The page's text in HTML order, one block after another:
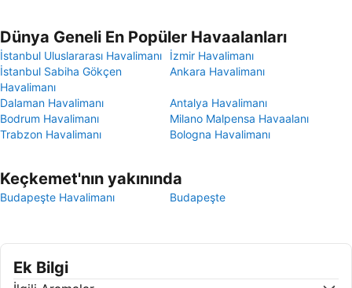
Dünya Geneli En Popüler Havaalanları
İstanbul Uluslararası Havalimanı
İzmir Havalimanı
İstanbul Sabiha Gökçen
Havalimanı
Ankara Havalimanı
Dalaman Havalimanı
Antalya Havalimanı
Bodrum Havalimanı
Milano Malpensa Havaalanı
Trabzon Havalimanı
Bologna Havalimanı
Keçkemet'nın yakınında
Budapeşte Havalimanı Budapeşte
Ek Bilgi